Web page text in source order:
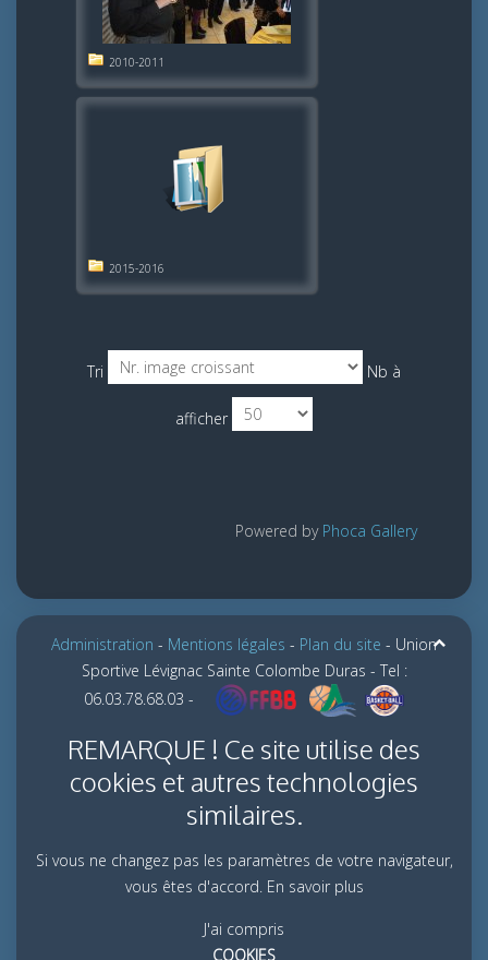
2010-2011
2015-2016
Tri Nb à
afficher
Powered by Phoca Gallery
Administration - Mentions légales - Plan du site - Union
Sportive Lévignac Sainte Colombe Duras - Tel :
06.03.78.68.03 -
REMARQUE ! Ce site utilise des
cookies et autres technologies
similaires.
Si vous ne changez pas les paramètres de votre navigateur,
vous êtes d'accord. En savoir plus
J'ai compris
COOKIES